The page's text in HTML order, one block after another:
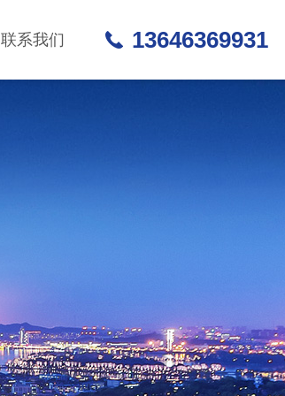
联系我们 13646369931